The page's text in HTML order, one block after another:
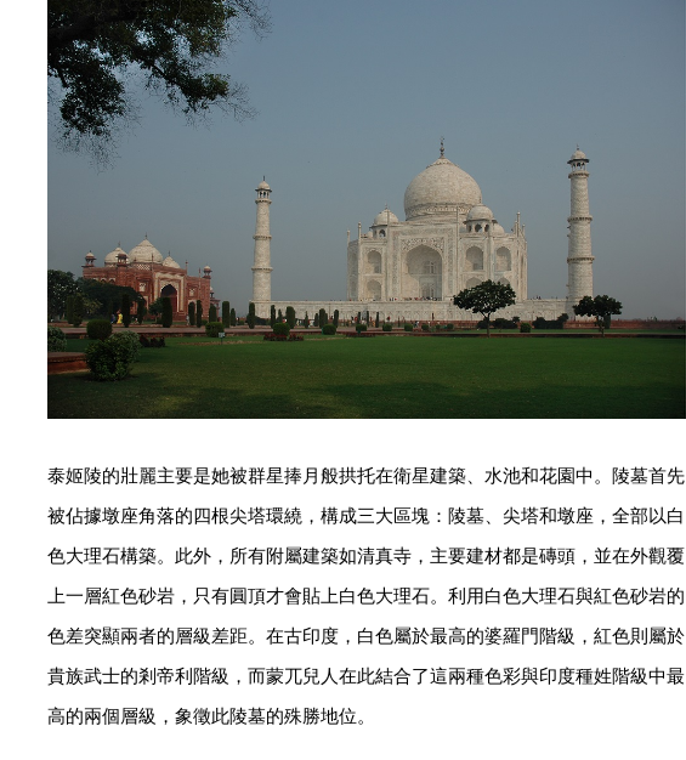
泰姬陵的壯麗主要是她被群星捧月般拱托在衛星建築、水池和花園中。陵墓首先
被佔據墩座角落的四根尖塔環繞，構成三大區塊：陵墓、尖塔和墩座，全部以白
色大理石構築。此外，所有附屬建築如清真寺，主要建材都是磚頭，並在外觀覆
上一層紅色砂岩，只有圓頂才會貼上白色大理石。利用白色大理石與紅色砂岩的
色差突顯兩者的層級差距。在古印度，白色屬於最高的婆羅門階級，紅色則屬於
貴族武士的剎帝利階級，而蒙兀兒人在此結合了這兩種色彩與印度種姓階級中最
高的兩個層級，象徵此陵墓的殊勝地位。